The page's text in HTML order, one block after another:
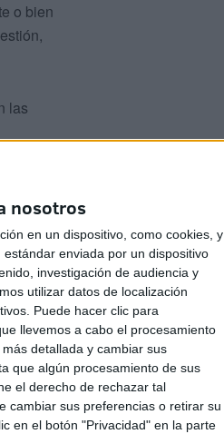
nosotros
en un dispositivo, como cookies, y
enviada por un dispositivo
investigación de audiencia y
utilizar datos de localización
Puede hacer clic para
llevemos a cabo el procesamiento
detallada y cambiar sus
que algún procesamiento de sus
el derecho de rechazar tal
cambiar sus preferencias o retirar su
en el botón "Privacidad" en la parte
o bien
las
o
las
a
y las